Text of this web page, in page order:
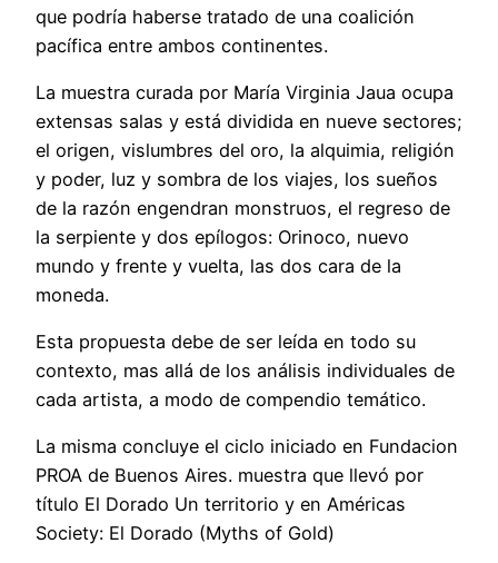
que podría haberse tratado de una coalición
pacífica entre ambos continentes.
La muestra curada por María Virginia Jaua ocupa
extensas salas y está dividida en nueve sectores;
el origen, vislumbres del oro, la alquimia, religión
y poder, luz y sombra de los viajes, los sueños
de la razón engendran monstruos, el regreso de
la serpiente y dos epílogos: Orinoco, nuevo
mundo y frente y vuelta, las dos cara de la
moneda.
Esta propuesta debe de ser leída en todo su
contexto, mas allá de los análisis individuales de
cada artista, a modo de compendio temático.
La misma concluye el ciclo iniciado en Fundacion
PROA de Buenos Aires. muestra que llevó por
título El Dorado Un territorio y en Américas
Society: El Dorado (Myths of Gold)